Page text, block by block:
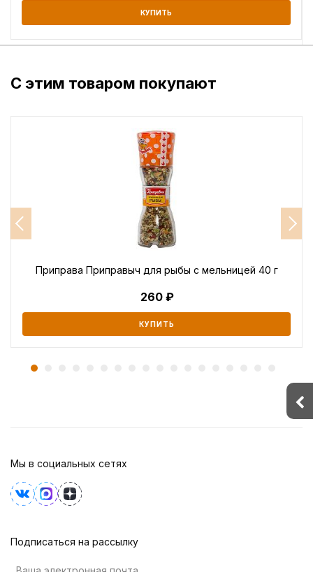
КУПИТЬ
С этим товаром покупают
Приправа Приправыч для рыбы с мельницей 40 г
260
КУПИТЬ
Мы в социальных сетях
Подписаться на рассылку